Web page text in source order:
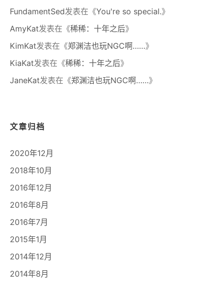
FundamentSed发表在《You're so special.》
AmyKat发表在《稀稀：十年之后》
KimKat发表在《郑渊洁也玩NGC啊……》
KiaKat发表在《稀稀：十年之后》
JaneKat发表在《郑渊洁也玩NGC啊……》
文章归档
2020年12月
2018年10月
2016年12月
2016年8月
2016年7月
2015年1月
2014年12月
2014年8月